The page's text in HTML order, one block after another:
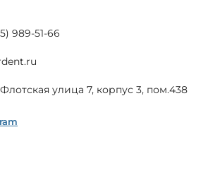
989-51-66
улица 7, корпус 3, пом.438